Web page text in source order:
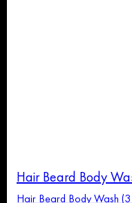
Hair Beard Body
sp.size
Hair Beard Body Wash